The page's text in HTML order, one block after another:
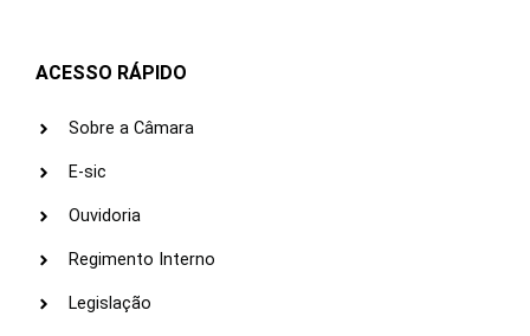
ACESSO RÁPIDO
Sobre a Câmara
E-sic
Ouvidoria
Regimento Interno
Legislação